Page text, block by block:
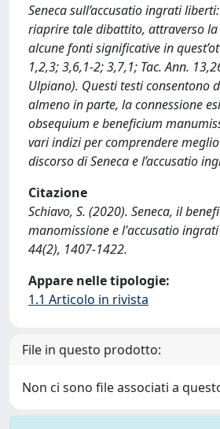
Seneca sull’accusatio ingrati
riaprire tale dibattito, attraverso la
alcune fonti significative in
1,2,3; 3,6,1-2; 3,7,1; Tac. Ann.
Ulpiano). Questi testi consentono
almeno in parte, la connessione
obsequium e beneficium
vari indizi per comprendere
discorso di Seneca e l’accusatio
Citazione
Schiavo, S. (2020). Seneca, il
manomissione e l'accusatio
44(2), 1407-1422.
Appare nelle tipologie:
1.1 Articolo in rivista
File in questo prodotto:
Non ci sono file associati a